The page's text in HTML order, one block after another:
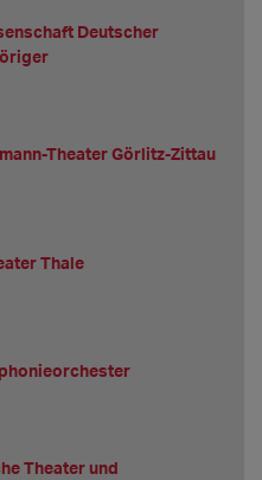
Deutscher
Theater Görlitz-Zittau
Thale
Theater und